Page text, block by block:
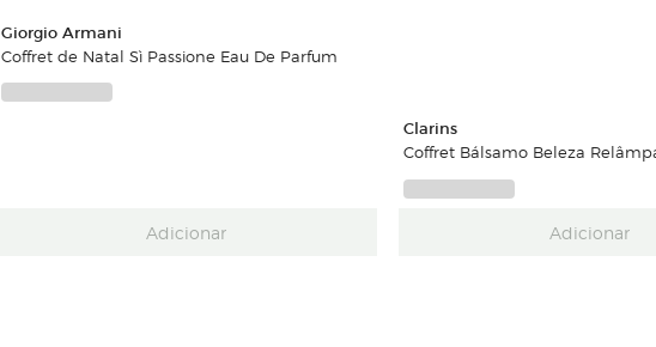
Giorgio Armani
Coffret de Natal Sì Passione Eau De Parfum
Adicionar
Clarins
Coffret Bálsamo Beleza
Adicionar